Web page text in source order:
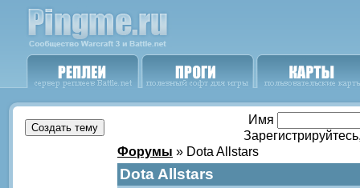
Имя
Форумы » Dota Allstars
Dota Allstars